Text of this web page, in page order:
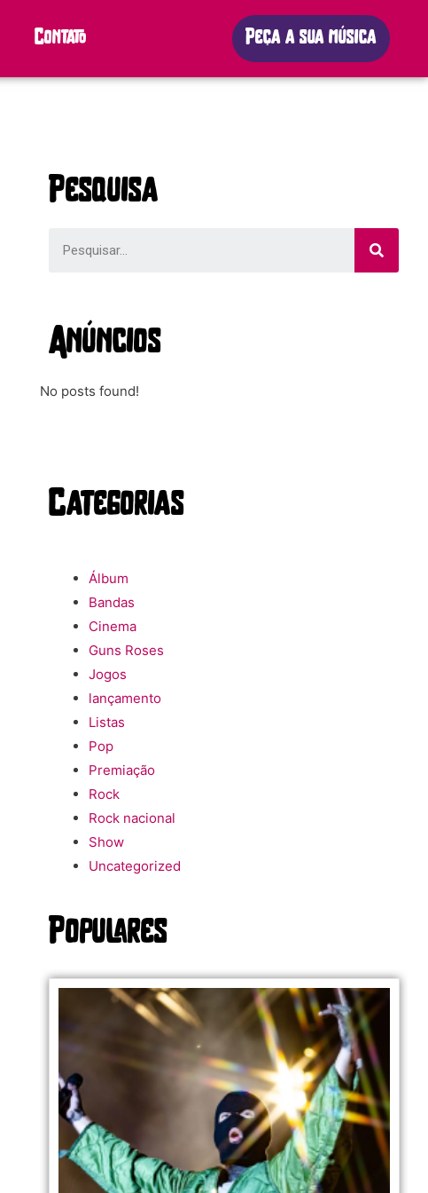
Contato Peça a sua música
Pesquisa
Anúncios
No posts found!
Categorias
Álbum
Bandas
Cinema
Guns Roses
Jogos
lançamento
Listas
Pop
Premiação
Rock
Rock nacional
Show
Uncategorized
Populares